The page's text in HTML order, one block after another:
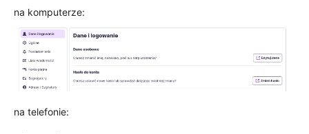
na komputerze:
na telefonie: